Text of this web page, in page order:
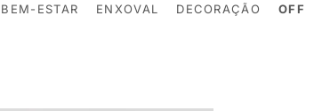
BEM-ESTAR ENXOVAL DECORAÇÃO OFF